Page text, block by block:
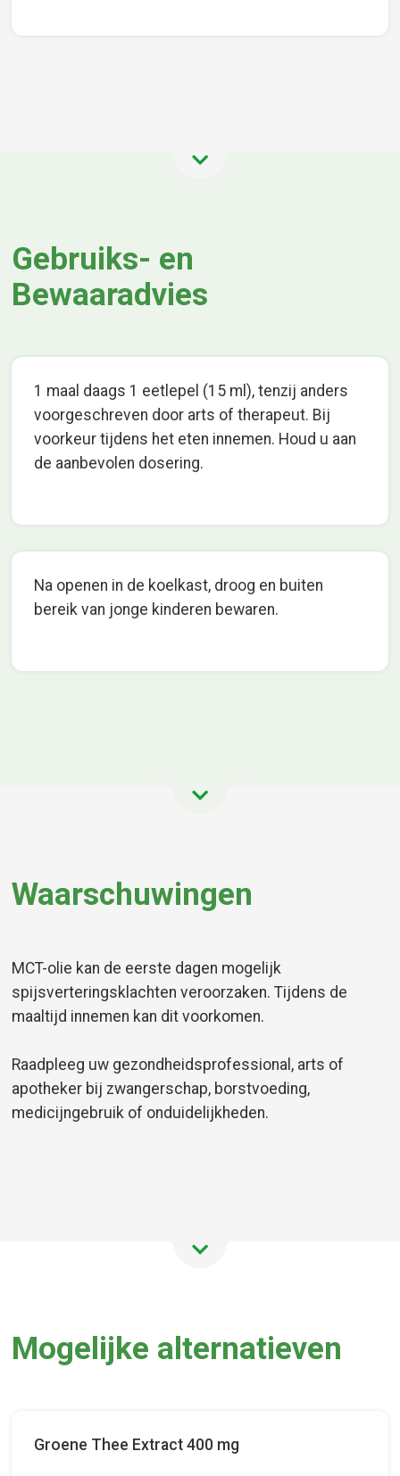
Gebruiks- en
Bewaaradvies
1 maal daags 1 eetlepel (15 ml), tenzij anders
voorgeschreven door arts of therapeut. Bij
voorkeur tijdens het eten innemen. Houd u aan
de aanbevolen dosering.
Na openen in de koelkast, droog en buiten
bereik van jonge kinderen bewaren.
Waarschuwingen
MCT-olie kan de eerste dagen mogelijk
spijsverteringsklachten veroorzaken. Tijdens de
maaltijd innemen kan dit voorkomen.
Raadpleeg uw gezondheidsprofessional, arts of
apotheker bij zwangerschap, borstvoeding,
medicijngebruik of onduidelijkheden.
Mogelijke alternatieven
Groene Thee Extract 400 mg